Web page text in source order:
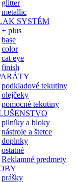
glitter
metallic
SYSTÉM
+ plus
base
color
cat eye
finish
podkladové tekutiny
olejčeky
pomocné tekutiny
pilníky a bloky
nástroje a štetce
doplnky
ostatné
Reklamné predmety
prášky